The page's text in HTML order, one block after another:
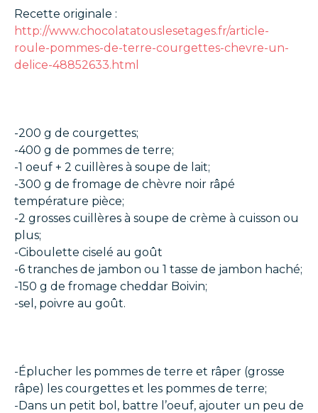
Recette originale :
http://www.chocolatatouslesetages.fr/article-
roule-pommes-de-terre-courgettes-chevre-un-
delice-48852633.html
-200 g de courgettes;
-400 g de pommes de terre;
-1 oeuf + 2 cuillères à soupe de lait;
-300 g de fromage de chèvre noir râpé
température pièce;
-2 grosses cuillères à soupe de crème à cuisson ou
plus;
-Ciboulette ciselé au goût
-6 tranches de jambon ou 1 tasse de jambon haché;
-150 g de fromage cheddar Boivin;
-sel, poivre au goût.
-Éplucher les pommes de terre et râper (grosse
râpe) les courgettes et les pommes de terre;
-Dans un petit bol, battre l’oeuf, ajouter un peu de